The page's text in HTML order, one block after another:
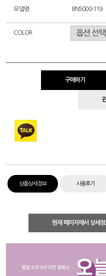
모델명 BN5000-119
COLOR
구매하기
상품상세정보 사용후기
현재 페이지에서 상세